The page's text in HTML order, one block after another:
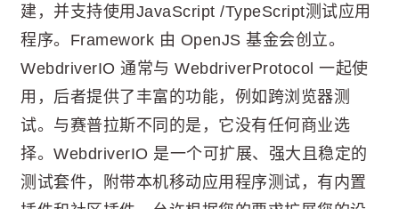
建，并支持使用JavaScript /TypeScript测试应用
程序。Framework 由 OpenJS 基金会创立。
WebdriverIO 通常与 WebdriverProtocol 一起使
用，后者提供了丰富的功能，例如跨浏览器测
试。与赛普拉斯不同的是，它没有任何商业选
择。WebdriverIO 是一个可扩展、强大且稳定的
测试套件，附带本机移动应用程序测试，有内置